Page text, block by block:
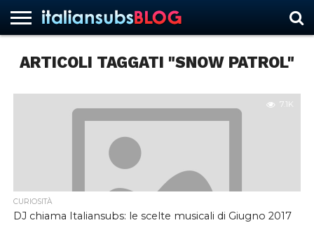
NEWS
ASCOLTI
RECENSIONI
INTERVISTE
CURIOSITÀ
CHI
CONTATTACI
FORUM
ITALIANSUBS
ARTICOLI TAGGATI "SNOW PATROL"
7.1K
CURIOSITÀ
DJ chiama Italiansubs: le scelte musicali di Giugno 2017